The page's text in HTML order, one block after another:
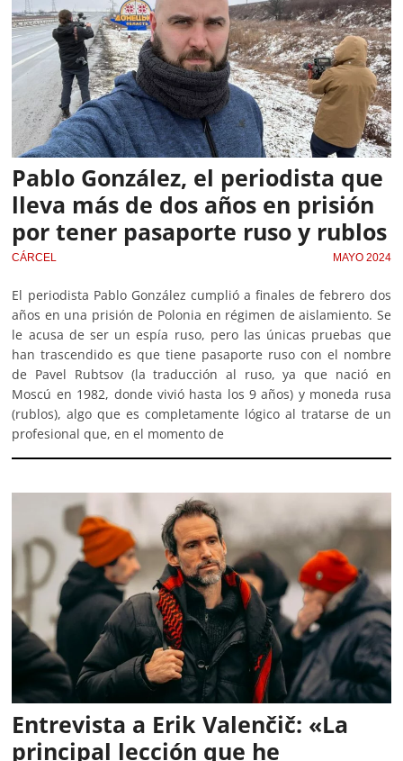
Pablo González, el periodista que
lleva más de dos años en prisión
por tener pasaporte ruso y rublos
CÁRCEL MAYO 2024
El periodista Pablo González cumplió a finales de febrero dos
años en una prisión de Polonia en régimen de aislamiento. Se
le acusa de ser un espía ruso, pero las únicas pruebas que
han trascendido es que tiene pasaporte ruso con el nombre
de Pavel Rubtsov (la traducción al ruso, ya que nació en
Moscú en 1982, donde vivió hasta los 9 años) y moneda rusa
(rublos), algo que es completamente lógico al tratarse de un
profesional que, en el momento de
Entrevista a Erik Valenčič: «La
principal lección que he